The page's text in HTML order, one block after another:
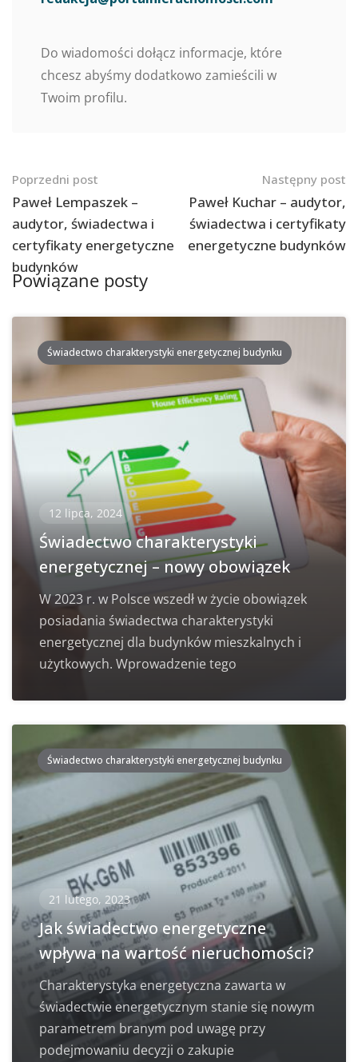
Do wiadomości dołącz informacje, które
chcesz abyśmy dodatkowo zamieścili w
Twoim profilu.
Nawigacja
po
postach
Poprzedni post
Paweł Lempaszek –
audytor, świadectwa i
certyfikaty energetyczne
budynków
Następny post
Paweł Kuchar – audytor,
świadectwa i certyfikaty
energetyczne budynków
Powiązane posty
Świadectwo charakterystyki energetycznej budynku
12 lipca, 2024
Świadectwo charakterystyki
energetycznej – nowy obowiązek
W 2023 r. w Polsce wszedł w życie obowiązek
posiadania świadectwa charakterystyki
energetycznej dla budynków mieszkalnych i
użytkowych. Wprowadzenie tego
Świadectwo charakterystyki energetycznej budynku
21 lutego, 2023
Jak świadectwo energetyczne
wpływa na wartość nieruchomości?
Charakterystyka energetyczna zawarta w
świadectwie energetycznym stanie się nowym
parametrem branym pod uwagę przy
podejmowaniu decyzji o zakupie